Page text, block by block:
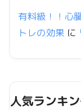
有料級！！心
トレの効果 に
人気ランキ